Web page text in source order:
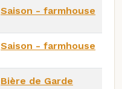
Saison - farmhouse
Saison - farmhouse
Bière de Garde